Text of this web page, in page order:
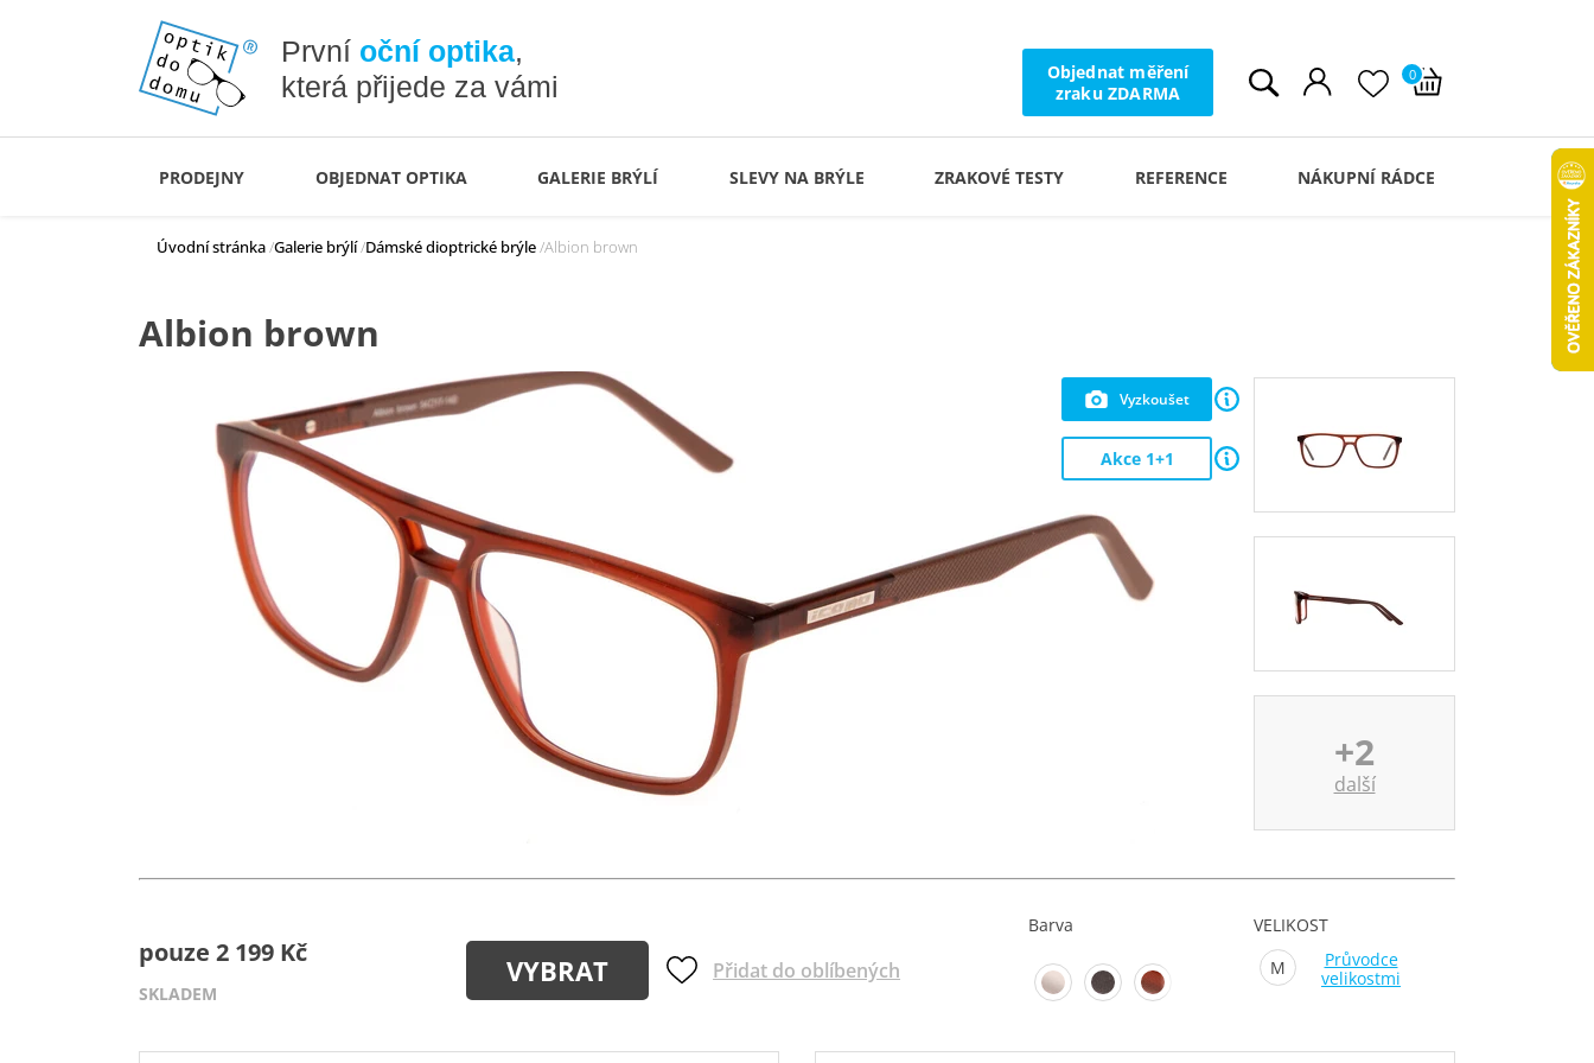
0
Objednat měření
zraku ZDARMA
První oční optika,
která přijede za vámi
PRODEJNY OBJEDNAT OPTIKA GALERIE BRÝLÍ SLEVY NA BRÝLE ZRAKOVÉ TESTY REFERENCE NÁKUPNÍ RÁDCE
Úvodní stránka Galerie brýlí Dámské dioptrické brýle Albion brown
Albion brown
Vyzkoušet
Akce 1+1
+2
další
Barva
VYBRAT Přidat do oblíbených
pouze 2 199 Kč
SKLADEM
VELIKOST
M
Průvodce
velikostmi